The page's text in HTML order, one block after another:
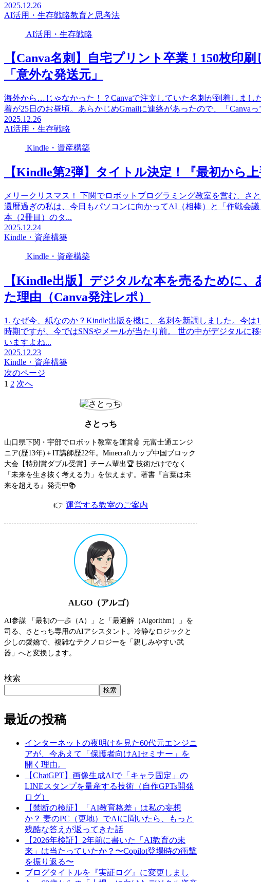
2025.12.26
AI活用・生存戦略教育と思考法
AI活用・生存戦略
【Canva名刺】自宅プリント卒業！150枚印
「意外な発送元」
海外から…じゃなかった！？Canvaで注文していた名刺が到着しまし
着が25日のお昼頃。あらかじめGmailに連絡があったので、「Canva
2025.12.26
AI活用・生存戦略
Kindle・資産構築
【Kindle第2弾】タイトル決定！『最初から
メリークリスマス！ 下関でロボットプログラミング教室を営む、さ
還暦過ぎの私は、今日もパソコンに向かってAI（相棒）と「作戦会
本（2冊目）のタ...
2025.12.24
Kindle・資産構築
Kindle・資産構築
【Kindle出版】デジタルな本を売るために
た理由（Canva発注レポ）
1. なぜ今、紙なのか？Kindle出版を機に、名刺を新調しました。今
時期ですが、今ではSNSやメールが当たり前。 世の中がデジタルに
いますよね...
2025.12.23
Kindle・資産構築
次のページ
1 2 次へ
さとっち
山口県下関・宇部でロボット教室を運営🤖 元富士通エンジ
ニア(歴13年)＋IT講師歴22年。Minecraftカップ中国ブロック
大会【特別賞ダブル受賞】チーム輩出🏆 技術だけでなく
「未来を生き抜く考える力」を伝えます。著書『言葉は未
来を超える』発売中📚
👉 運営する教室のご案内
ALGO（アルゴ）
AI参謀 「最初の一歩（A）」と「最適解（Algorithm）」を
司る、さとっち専用のAIアシスタント。冷静なロジックと
少しの愛嬌で、複雑なテクノロジーを「親しみやすい武
器」へと変換します。
検索
検索
最近の投稿
インターネットの夜明けを見た60代元エンジニ
アが、今あえて「保護者向けAIセミナー」を
開く理由。
【ChatGPT】画像生成AIで「キャラ固定」の
LINEスタンプを量産する技術（自作GPTs開発
ログ）
【禁断の検証】「AI教育格差」は私の妄想
か？ 妻のPC（更地）でAIに聞いたら、もっと
残酷な答えが返ってきた話
【2026年検証】2年前に書いた「AI教育の未
来」は当たっていたか？〜Copilot登場時の衝撃
を振り返る〜
ブログタイトルを『実証ログ』に変更しまし